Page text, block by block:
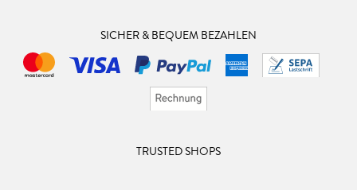
SICHER & BEQUEM BEZAHLEN
TRUSTED SHOPS